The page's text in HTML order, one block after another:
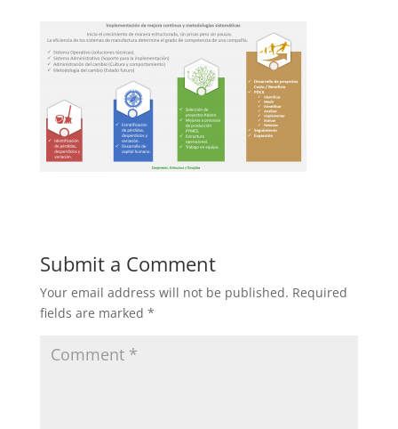
Submit a Comment
Your email address will not be published. Required
fields are marked *